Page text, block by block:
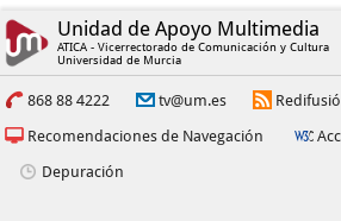
Unidad de Apoyo Multimedia
ATICA - Vicerrectorado de Comunicación y Cultura
Universidad de Murcia
868 88 4222 tv@um.es
Recomendaciones de Navegación
Depuración